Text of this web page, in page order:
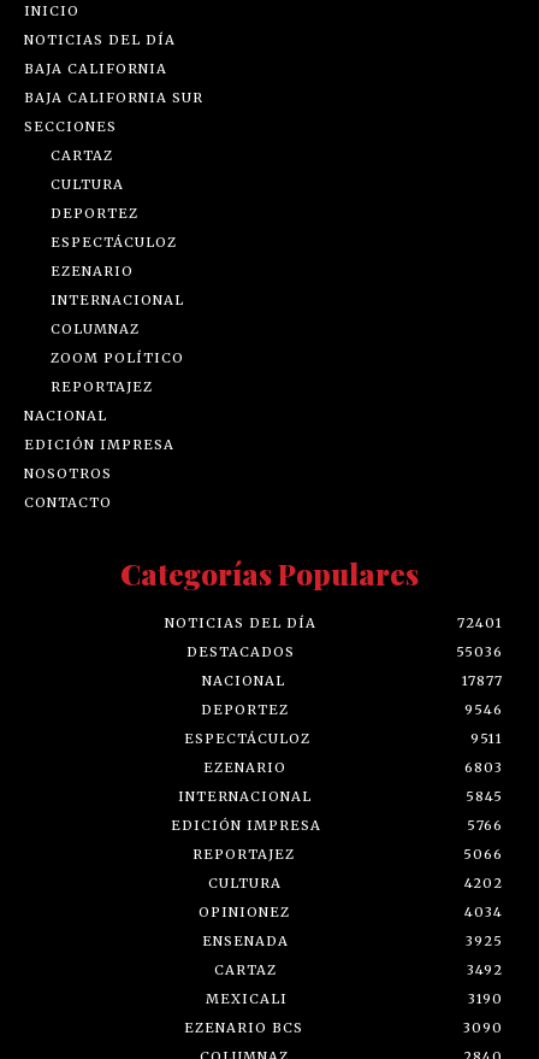
INICIO
NOTICIAS DEL DÍA
BAJA CALIFORNIA
BAJA CALIFORNIA SUR
SECCIONES
CARTAZ
CULTURA
DEPORTEZ
ESPECTÁCULOZ
EZENARIO
INTERNACIONAL
COLUMNAZ
ZOOM POLÍTICO
REPORTAJEZ
NACIONAL
EDICIÓN IMPRESA
NOSOTROS
CONTACTO
Categorías Populares
NOTICIAS DEL DÍA
72401
DESTACADOS
55036
NACIONAL
17877
DEPORTEZ
9546
ESPECTÁCULOZ
9511
EZENARIO
6803
INTERNACIONAL
5845
EDICIÓN IMPRESA
5766
REPORTAJEZ
5066
CULTURA
4202
OPINIONEZ
4034
ENSENADA
3925
CARTAZ
3492
MEXICALI
3190
EZENARIO BCS
3090